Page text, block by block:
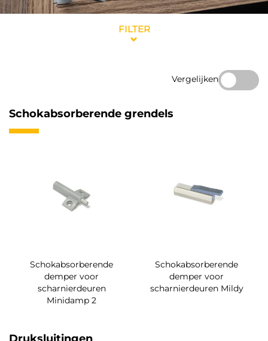
FILTER
Vergelijken
Schokabsorberende grendels
Schokabsorberende
demper voor
scharnierdeuren
Minidamp 2
Schokabsorberende
demper voor
scharnierdeuren Mildy